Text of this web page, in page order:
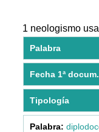
1 neologismo
Palabra
Fecha 1ª docum.
Tipología